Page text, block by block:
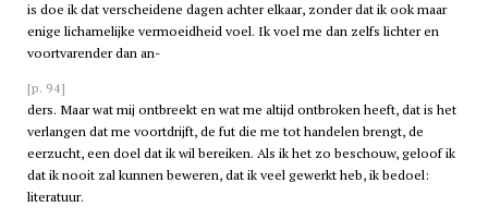
is doe ik dat verscheidene dagen achter elkaar, zonder dat ik ook maar
enige lichamelijke vermoeidheid voel. Ik voel me dan zelfs lichter en
voortvarender dan an-
[p. 94]
ders. Maar wat mij ontbreekt en wat me altijd ontbroken heeft, dat is het
verlangen dat me voortdrijft, de fut die me tot handelen brengt, de
eerzucht, een doel dat ik wil bereiken. Als ik het zo beschouw, geloof ik
dat ik nooit zal kunnen beweren, dat ik veel gewerkt heb, ik bedoel:
literatuur.